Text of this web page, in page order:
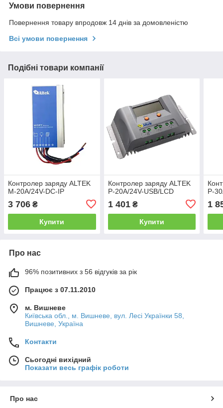
Умови повернення
Повернення товару впродовж 14 днів за домовленістю
Всі умови повернення
Подібні товари компанії
Контролер заряду ALTEK
M-20А/24V-DC-IP
3 706 ₴
Купити
Контролер заряду ALTEK
P-20А/24V-USB/LCD
1 401₴
Купити
P-
1
Про нас
96% позитивних з 56 відгуків за рік
Працює з 07.11.2010
м. Вишневе
Київська обл., м. Вишневе, вул. Лесі Українки 58,
Вишневе, Україна
Контакти
Сьогодні вихідний
Показати весь графік роботи
Про нас